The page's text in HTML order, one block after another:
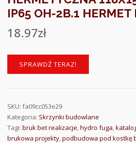
IP65 OH-2B.1 HERMET
18.97zł
SPRAWDŹ TERAZ!
SKU: fa09cc053e29
Kategoria: Skrzynki budowlane
Tagi: bruk bet realizacje,hydro fuga,
brukowa projekty,podbudowa pod kostkę